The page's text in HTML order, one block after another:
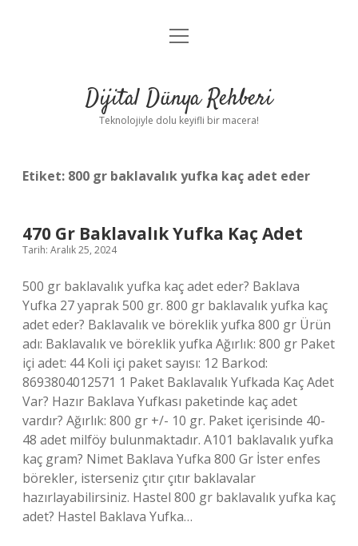
Anasayfa
Yasal Uyarı
menüyü
Dijital Dünya Rehberi
Teknolojiyle dolu keyifli bir macera!
Etiket: 800 gr baklavalık yufka kaç adet eder
470 Gr Baklavalık Yufka Kaç Adet
Tarih: Aralık 25, 2024
500 gr baklavalık yufka kaç adet eder? Baklava
Yufka 27 yaprak 500 gr. 800 gr baklavalık yufka kaç
adet eder? Baklavalık ve böreklik yufka 800 gr Ürün
adı: Baklavalık ve böreklik yufka Ağırlık: 800 gr Paket
içi adet: 44 Koli içi paket sayısı: 12 Barkod:
8693804012571 1 Paket Baklavalık Yufkada Kaç Adet
Var? Hazır Baklava Yufkası paketinde kaç adet
vardır? Ağırlık: 800 gr +/- 10 gr. Paket içerisinde 40-
48 adet milföy bulunmaktadır. A101 baklavalık yufka
kaç gram? Nimet Baklava Yufka 800 Gr İster enfes
börekler, isterseniz çıtır çıtır baklavalar
hazırlayabilirsiniz. Hastel 800 gr baklavalık yufka kaç
adet? Hastel Baklava Yufka…